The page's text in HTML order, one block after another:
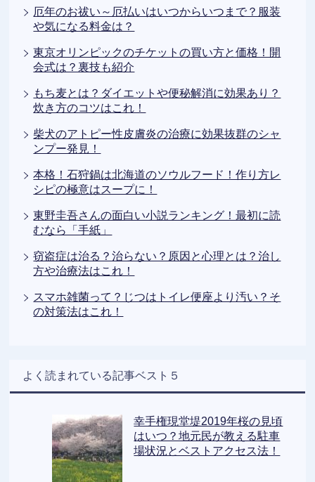
厄年のお祓い～厄払いはいつからいつまで？服装
や気になる料金は？
東京オリンピックのチケットの買い方と価格！開
会式は？裏技も紹介
もち麦とは？ダイエットや便秘解消に効果あり？
炊き方のコツはこれ！
柴犬のアトピー性皮膚炎の治療に効果抜群のシャ
ンプー発見！
本格！石狩鍋は北海道のソウルフード！作り方レ
シピの極意はスープに！
東野圭吾さんの面白い小説ランキング！最初に読
むなら「手紙」
窃盗症は治る？治らない？原因と心理とは？治し
方や治療法はこれ！
スマホ雑菌って？じつはトイレ便座より汚い？そ
の対策法はこれ！
よく読まれている記事ベスト５
幸手権現堂堤2019年桜の見頃
はいつ？地元民が教える駐車
場状況とベストアクセス法！